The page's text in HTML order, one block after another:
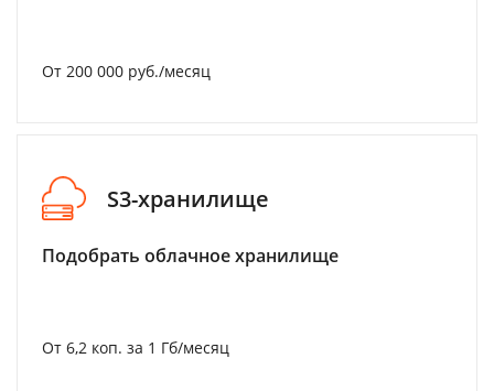
От 200 000 руб./месяц
S3-хранилище
Подобрать облачное хранилище
От 6,2 коп. за 1 Гб/месяц